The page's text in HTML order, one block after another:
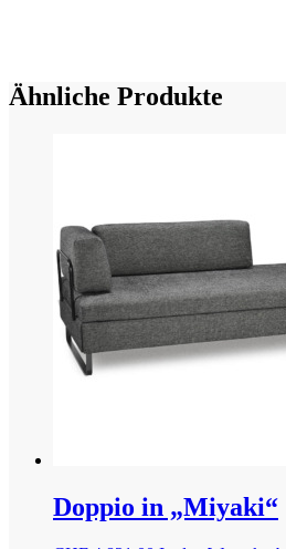
Ähnliche Produkte
Doppio in „Miyaki“